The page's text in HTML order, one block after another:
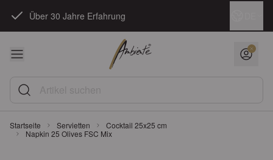
Über 30 Jahre Erfahrung
Artikel suchen
Startseite Servietten
Cocktail 25x25 cm
Napkin 25 Olives FSC Mix